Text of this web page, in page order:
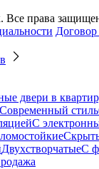
Все права
двери в
Современный стиль
С
ДвухстворчатыеС